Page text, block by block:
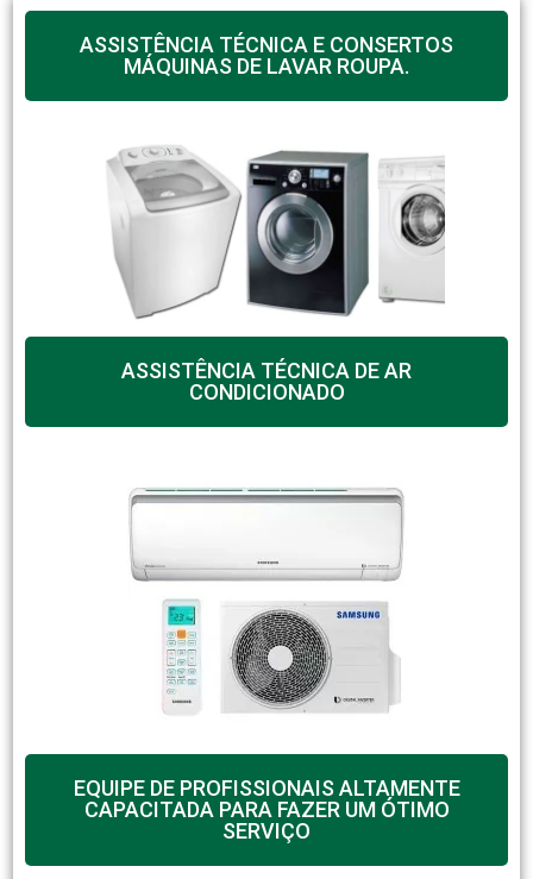
ASSISTÊNCIA TÉCNICA E CONSERTOS
MÁQUINAS DE LAVAR ROUPA.
ASSISTÊNCIA TÉCNICA DE AR
CONDICIONADO
EQUIPE DE PROFISSIONAIS ALTAMENTE
CAPACITADA PARA FAZER UM ÓTIMO
SERVIÇO